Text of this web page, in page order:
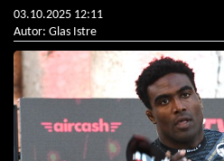
03.10.2025 12:11
Autor: Glas Istre